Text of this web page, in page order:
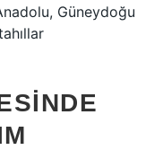
Güneydoğu